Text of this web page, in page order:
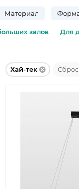
Материал
залов Для
Хай-тек